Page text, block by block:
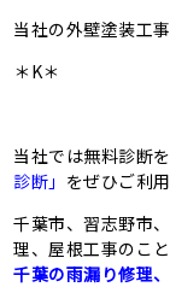
当社の外壁塗装工
＊K＊
当社では無料診断
診断」 をぜひご利
千葉市、習志野市
理、屋根工事のこ
千葉の雨漏り修理